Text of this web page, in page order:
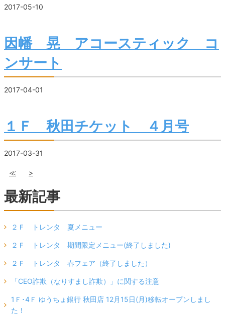
2017-05-10
因幡 晃 アコースティック コ
ンサート
2017-04-01
１Ｆ 秋田チケット ４月号
2017-03-31
≪ >
最新記事
２Ｆ トレンタ 夏メニュー
２Ｆ トレンタ 期間限定メニュー(終了しました)
２Ｆ トレンタ 春フェア（終了しました）
「CEO詐欺（なりすまし詐欺）」に関する注意
1Ｆ･4Ｆ ゆうちょ銀行 秋田店 12月15日(月)移転オープンしまし
た！